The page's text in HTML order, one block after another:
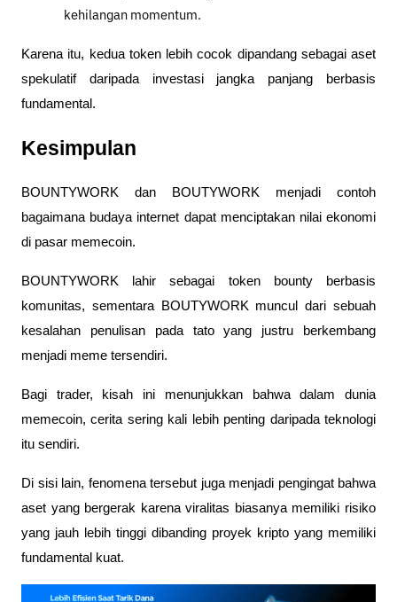
kehilangan momentum.
Karena itu, kedua token lebih cocok dipandang sebagai aset
spekulatif daripada investasi jangka panjang berbasis
fundamental.
Kesimpulan
BOUNTYWORK dan BOUTYWORK menjadi contoh
bagaimana budaya internet dapat menciptakan nilai ekonomi
di pasar memecoin.
BOUNTYWORK lahir sebagai token bounty berbasis
komunitas, sementara BOUTYWORK muncul dari sebuah
kesalahan penulisan pada tato yang justru berkembang
menjadi meme tersendiri.
Bagi trader, kisah ini menunjukkan bahwa dalam dunia
memecoin, cerita sering kali lebih penting daripada teknologi
itu sendiri.
Di sisi lain, fenomena tersebut juga menjadi pengingat bahwa
aset yang bergerak karena viralitas biasanya memiliki risiko
yang jauh lebih tinggi dibanding proyek kripto yang memiliki
fundamental kuat.